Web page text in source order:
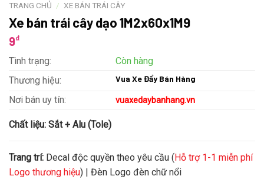
TRANG CHỦ / XE BÁN TRÁI CÂY
Xe bán trái cây dạo 1M2x60x1M9
9₫
Tình trạng:
Còn hàng
Thương hiệu:
Vua Xe Đẩy Bán Hàng
Nơi bán uy tín: vuaxedaybanhang.vn
Chất liệu: Sắt + Alu (Tole)
Trang trí: Decal độc quyền theo yêu cầu (Hỗ trợ 1-1 miễn phí
Logo thương hiệu) | Đèn Logo đèn chữ nổi